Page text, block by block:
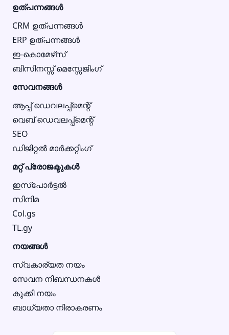
ഉത്പന്നങ്ങൾ
CRM ഉത്പന്നങ്ങൾ
ERP ഉത്പന്നങ്ങൾ
ഇ-കൊമേഴ്‌സ്
ബിസിനസ്സ് മെസ്സേജിംഗ്
സേവനങ്ങൾ
ആപ്പ് ഡെവലപ്പ്മെന്റ്
വെബ് ഡെവലപ്പ്മെന്റ്
SEO
ഡിജിറ്റൽ മാർക്കറ്റിംഗ്
മറ്റ് പ്രോജക്ടുകൾ
ഇസ്‌പോർട്ടൽ
സിനിമ
Col.gs
TL.gy
നയങ്ങൾ
സ്വകാര്യത നയം
സേവന നിബന്ധനകൾ
കുക്കി നയം
ബാധ്യതാ നിരാകരണം